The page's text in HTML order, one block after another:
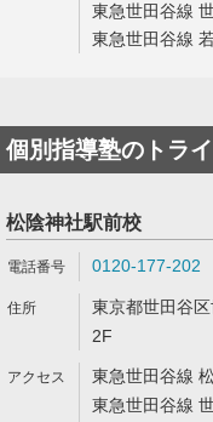
東急世田谷線
東急世田谷線
個別指導塾のトラ
松陰神社駅前校
0120-177-202
東京都世田谷
2F
東急世田谷線
東急世田谷線